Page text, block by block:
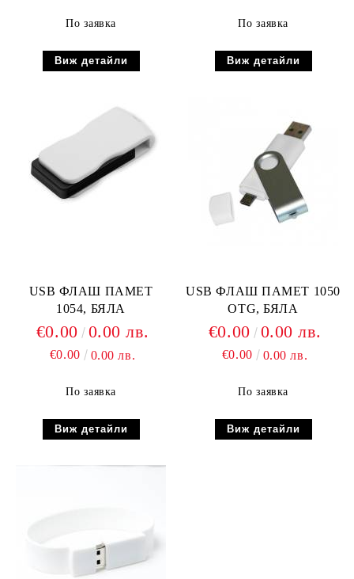
По заявка
Виж детайли
По заявка
Виж детайли
USB ФЛАШ ПАМЕТ
1054, БЯЛА
€0.00 0.00 лв.
€0.00 0.00 лв.
По заявка
Виж детайли
USB ФЛАШ ПАМЕТ 1050
OTG, БЯЛА
€0.00 0.00 лв.
€0.00 0.00 лв.
По заявка
Виж детайли